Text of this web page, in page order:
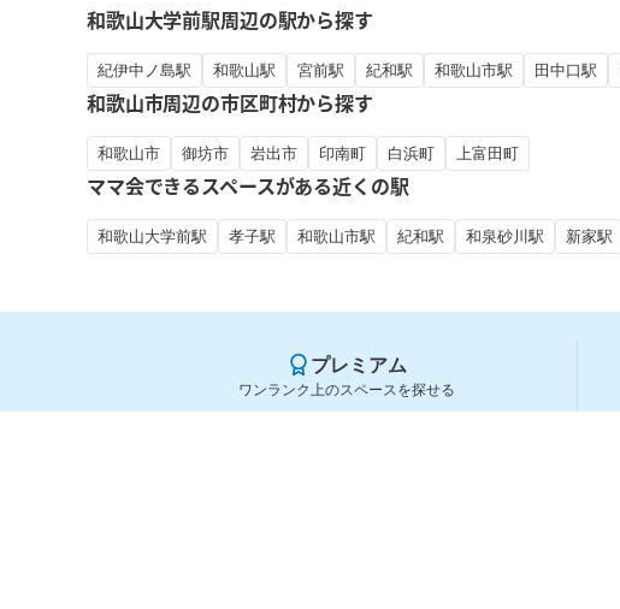
和歌山大学前駅周辺の駅から探す
紀伊中ノ島駅 和歌山駅 宮前駅 紀和駅 和歌山市駅 田中口駅
和歌山市周辺の市区町村から探す
和歌山市 御坊市 岩出市 印南町 白浜町 上富田町
ママ会できるスペースがある近くの駅
和歌山大学前駅 孝子駅 和歌山市駅 紀和駅 和泉砂川駅 新家駅
プレミアム
ワンランク上のスペースを探せる